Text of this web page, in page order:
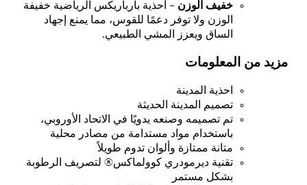
خفيف الوزن - أحذية بارباريكس الرياضية خفيفة
الوزن ولا توفر دعمًا للقوس، مما يمنع إجهاد
الساق ويعزز المشي الطبيعي.
مزيد من المعلومات
احذية المدينة
تصميم المدينة الحديثة
تم تصميمه وصنعه يدويًا في الاتحاد الأوروبي،
باستخدام مواد مستدامة من مصادر محلية
متانة ممتازة وألوان تدوم طويلاً
تقنية ديرمودري كوولماكس® لتصريف الرطوبة
بشكل مستمر